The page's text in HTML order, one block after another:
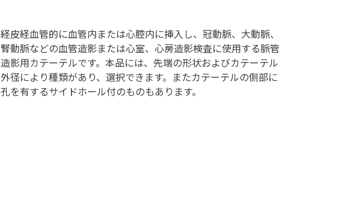
経皮経血管的に血管内または心腔内に挿入し、冠動脈、大動脈、
腎動脈などの血管造影または心室、心房造影検査に使用する脈管
造影用カテーテルです。本品には、先端の形状およびカテーテル
外径により種類があり、選択できます。またカテーテルの側部に
孔を有するサイドホール付のものもあります。